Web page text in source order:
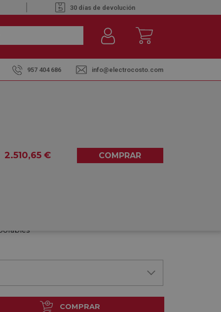
30 días de devolución
957 404 686 info@electrocosto.com
2.510,65 € COMPRAR
COMPRAR